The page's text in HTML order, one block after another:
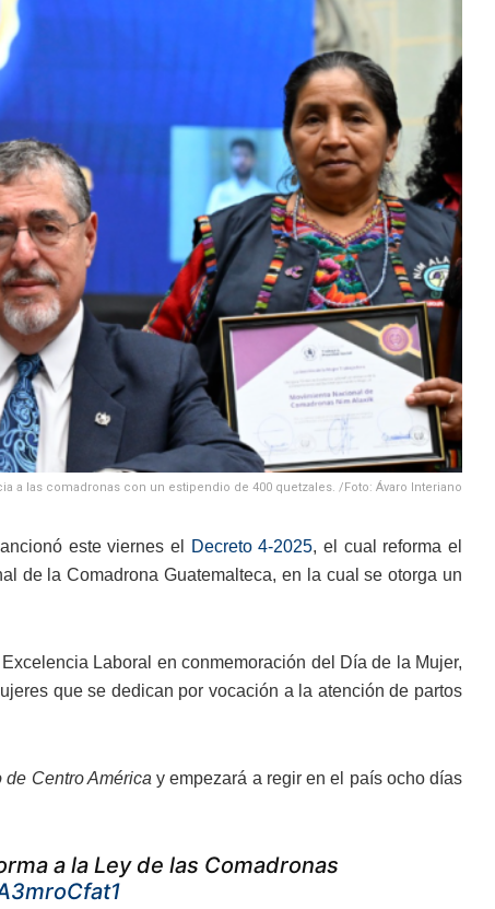
a las comadronas con un estipendio de 400 quetzales. /Foto: Ávaro Interiano
este viernes el Decreto 4-2025, el cual reforma el
de la Comadrona Guatemalteca, en la cual se otorga un
Laboral en conmemoración del Día de la Mujer,
que se dedican por vocación a la atención de partos
de Centro América y empezará a regir en el país ocho días
a la Ley de las Comadronas